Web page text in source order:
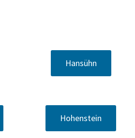
Hansühn
Hohenstein